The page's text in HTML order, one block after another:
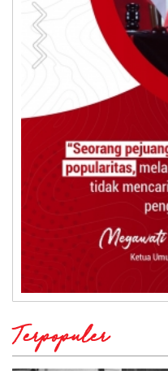
Terpopuler